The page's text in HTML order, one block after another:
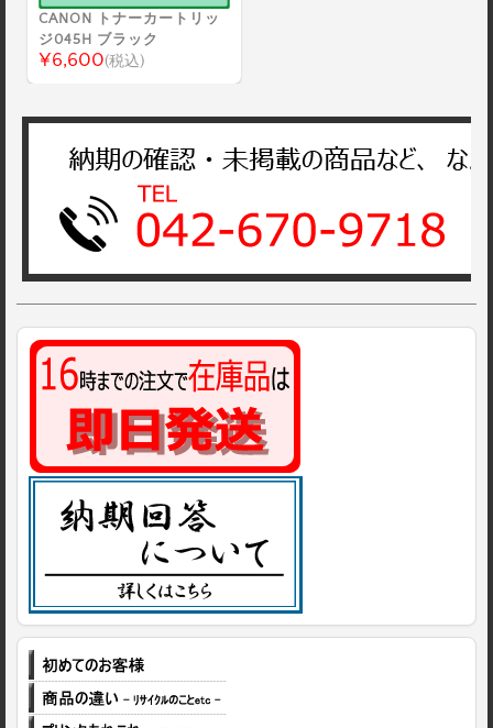
CANON トナーカートリッ
ジ045H ブラック
¥6,600(税込)